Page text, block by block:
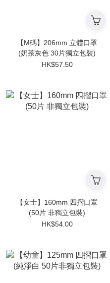
【M碼】206mm 立體口罩
(奶茶灰色 30片獨立包裝)
HK$57.50
【女士】160mm 四摺口罩
(50片 非獨立包裝)
HK$54.00